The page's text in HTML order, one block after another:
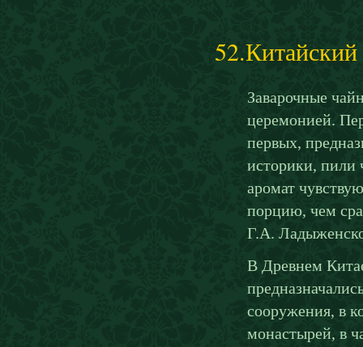
Заварочные
церемонией.
первых,
историки, пили
аромат
порцию, чем
Г.А.
В Древнем
сооружения, в
монастырей, в